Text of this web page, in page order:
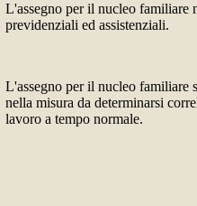
L'assegno per il nucleo familiare
previdenziali ed assistenziali.
L'assegno per il nucleo familiare
nella misura da determinarsi
lavoro a tempo normale.